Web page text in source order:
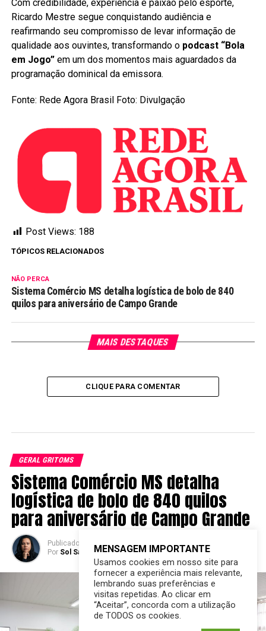
Com credibilidade, experiência e paixão pelo esporte,
Ricardo Mestre segue conquistando audiência e
reafirmando seu compromisso de levar informação de
qualidade aos ouvintes, transformando o podcast “Bola
em Jogo”em um dos momentos mais aguardados da
programação dominical da emissora.
Fonte: Rede Agora Brasil Foto: Divulgação
Post Views: 188
TÓPICOS RELACIONADOS
NÃO PERCA
Sistema Comércio MS detalha logística de bolo de 840
quilos para aniversário de Campo Grande
MAIS DESTAQUES
CLIQUE PARA COMENTAR
GERAL GRITOMS
Sistema Comércio MS detalha
logística de bolo de 840 quilos
para aniversário de Campo Grande
Publicado 7 horas atrás em 06/08/2026
Por Sol Santandher/ Cesar ferreira
MENSAGEM IMPORTANTE
Usamos cookies em nosso site para
fornecer a experiência mais relevante,
lembrando suas preferências e
visitas repetidas. Ao clicar em
“Aceitar”, concorda com a utilização
de TODOS os cookies.